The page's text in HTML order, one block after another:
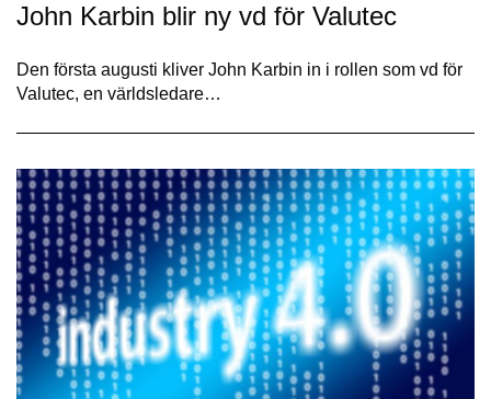
John Karbin blir ny vd för Valutec
Den första augusti kliver John Karbin in i rollen som vd för
Valutec, en världsledare…